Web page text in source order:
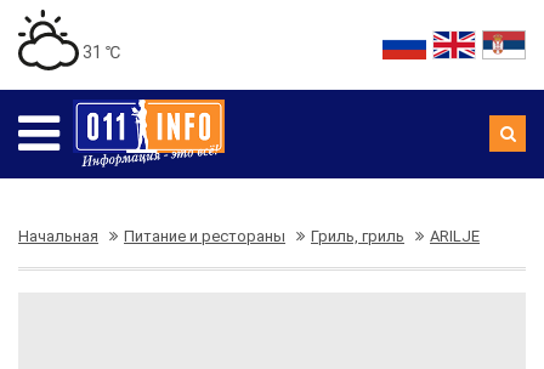
31 ℃
Начальная Питание и рестораны Гриль, гриль ARILJE